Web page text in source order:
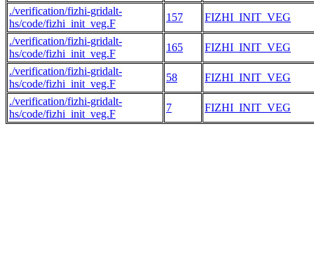
./verification/fizhi-gridalt-
hs/code/fizhi_init_veg.F
157
FIZHI_INIT_VEG
./verification/fizhi-gridalt-
hs/code/fizhi_init_veg.F
165
FIZHI_INIT_VEG
./verification/fizhi-gridalt-
hs/code/fizhi_init_veg.F
58
FIZHI_INIT_VEG
./verification/fizhi-gridalt-
hs/code/fizhi_init_veg.F
7 FIZHI_INIT_VEG